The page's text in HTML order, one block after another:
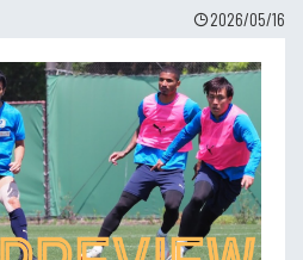
2026/05/16